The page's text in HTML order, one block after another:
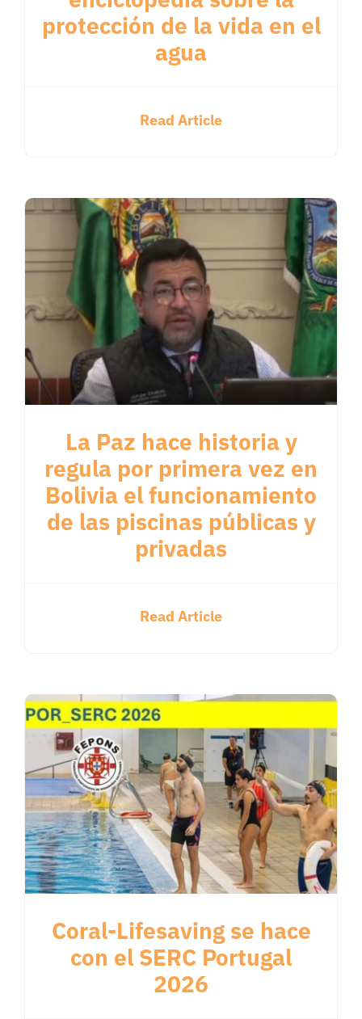
protección de la vida en el
agua
Read Article
La Paz hace historia y
regula por primera vez en
Bolivia el funcionamiento
de las piscinas públicas y
privadas
Read Article
Coral-Lifesaving se hace
con el SERC Portugal
2026